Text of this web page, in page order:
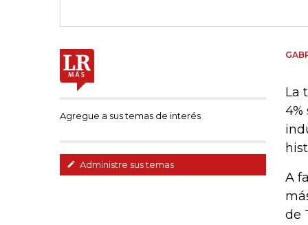
Agregue a sus temas de interés
Administre sus temas
La
4%
A
de